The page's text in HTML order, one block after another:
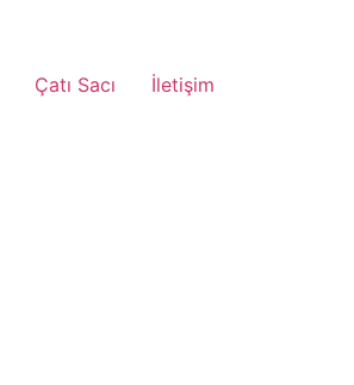
Çatı Sacı İletişim